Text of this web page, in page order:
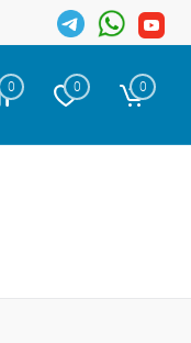
0 0 0